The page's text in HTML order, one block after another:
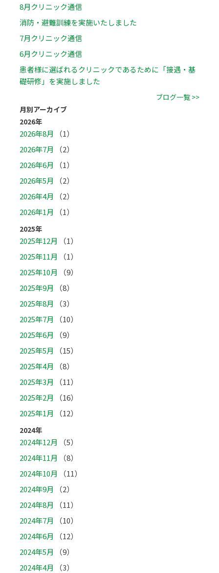
8月クリニック通信
消防・避難訓練を実施いたしました
7月クリニック通信
6月クリニック通信
患者様に選ばれるクリニックであるために「接遇・基
礎研修」を実施しました
ブログ一覧 >>
月別アーカイブ
2026年
2026年8月
（1）
2026年7月
（2）
2026年6月
（1）
2026年5月
（2）
2026年4月
（2）
2026年1月
（1）
2025年
2025年12月
（1）
2025年11月
（1）
2025年10月
（9）
2025年9月
（8）
2025年8月
（3）
2025年7月
（10）
2025年6月
（9）
2025年5月
（15）
2025年4月
（8）
2025年3月
（11）
2025年2月
（16）
2025年1月
（12）
2024年
2024年12月
（5）
2024年11月
（8）
2024年10月
（11）
2024年9月
（2）
2024年8月
（11）
2024年7月
（10）
2024年6月
（12）
2024年5月
（9）
2024年4月
（3）